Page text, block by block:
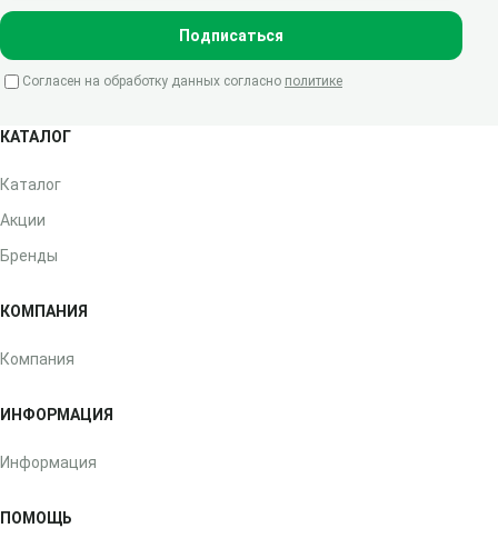
Подписаться
Согласен на обработку данных согласно политике
КАТАЛОГ
Каталог
Акции
Бренды
КОМПАНИЯ
Компания
ИНФОРМАЦИЯ
Информация
ПОМОЩЬ